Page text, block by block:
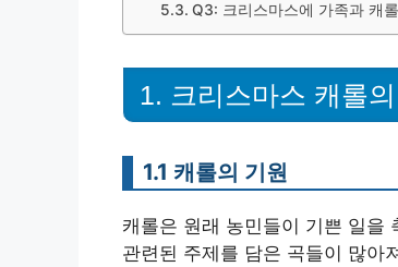
Q3: 크리스마스에 가족과 캐
1. 크리스마스 캐롤
1.1 캐롤의 기원
캐롤은 원래 농민들이 기쁜 일을
관련된 주제를 담은 곡들이 많아